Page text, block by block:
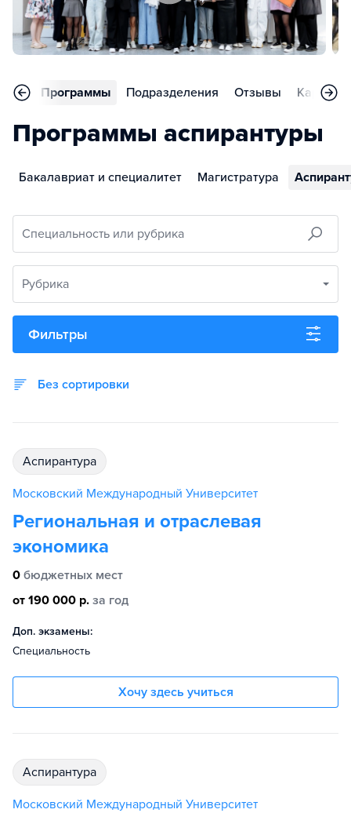
Программы Подразделения Отзывы Карьера
Программы аспирантуры
Бакалавриат и специалитет Магистратура
Специальность или рубрика
Рубрика
Фильтры
Без сортировки
аспирантура
Московский Международный Университет
Региональная и отраслевая
экономика
0 бюджетных мест
от 190 000 р. за год
Доп. экзамены:
Специальность
Хочу здесь учиться
аспирантура
Московский Международный Университет